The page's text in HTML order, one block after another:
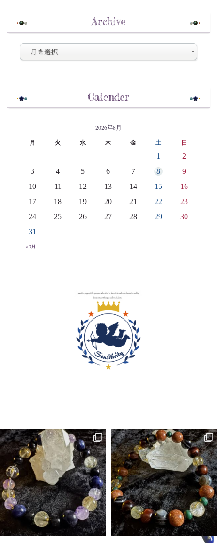
Archive
Calender
2026年8月
月 火 水 木 金 土
日
1
2
3
4 5 6 7 8
9
10
11 12 13 14 15
16
17
18 19 20 21 22
23
24
25 26 27 28 29
30
31
« 7月